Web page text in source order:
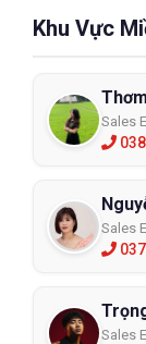
Khu Vực
Sales
Sales
Sales